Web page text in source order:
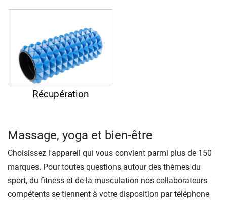
Récupération
Massage, yoga et bien-être
Choisissez l'appareil qui vous convient parmi plus de 150
marques. Pour toutes questions autour des thèmes du
sport, du fitness et de la musculation nos collaborateurs
compétents se tiennent à votre disposition par téléphone